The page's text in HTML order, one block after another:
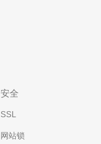
安全
SSL
网站锁